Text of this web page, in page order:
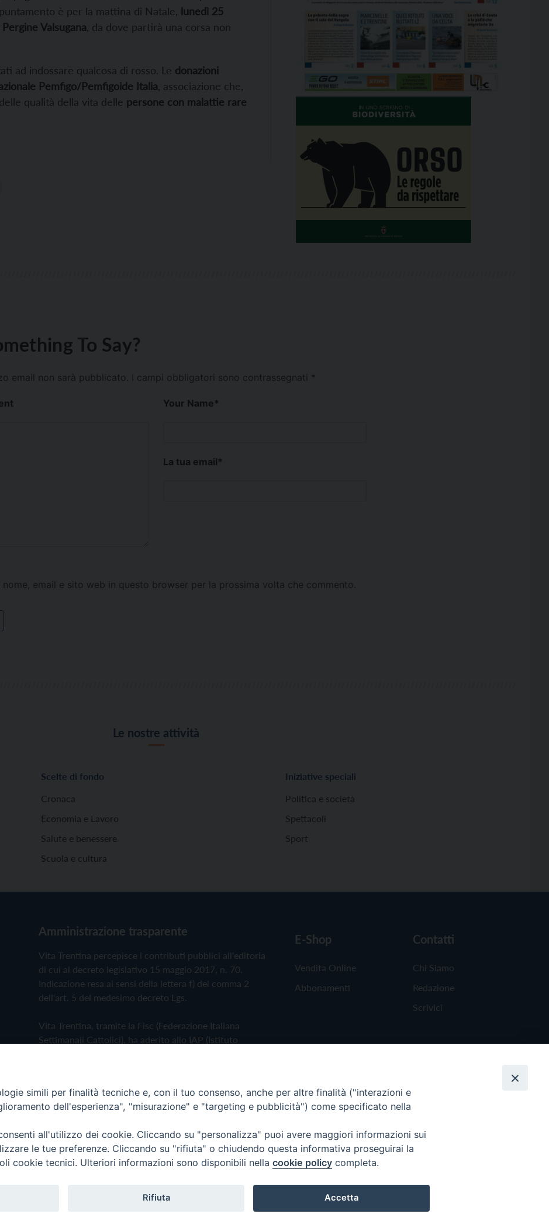
è per la mattina di Natale, lunedì 25
Valsugana , da dove partirà una corsa non
ad indossare qualcosa di rosso. Le donazioni
Pemfigo/Pemfigoide Italia , associazione che,
qualità della vita delle persone con malattie rare
To Say?
email non sarà pubblicato. I campi obbligatori sono contrassegnati *
Your Name*
La tua email*
nome, email e sito web in questo browser per la prossima volta che commento.
Le nostre attività
Scelte di fondo
Cronaca
Economia e Lavoro
Salute e benessere
Scuola e cultura
Iniziative speciali
Politica e società
Spettacoli
Sport
Amministrazione trasparente
Vita Trentina percepisce i contributi pubblici all'editoria
di cui al decreto legislativo 15 maggio 2017, n. 70.
Indicazione resa ai sensi della lettera f) del comma 2
dell'art. 5 del medesimo decreto Lgs.
Vita Trentina, tramite la Fisc (Federazione Italiana
Settimanali Cattolici), ha aderito allo IAP (Istituto
Privacy Policy Cookie Policy
E-Shop
Vendita Online
Abbonamenti
Contatti
Chi Siamo
Redazione
Scrivici
Trentina Editrice
simili per finalità tecniche e, con il tuo consenso, anche per altre finalità ("interazioni e
dell'esperienza", "misurazione" e "targeting e pubblicità") come specificato nella
all'utilizzo dei cookie. Cliccando su "personalizza" puoi avere maggiori informazioni sui
le tue preferenze. Cliccando su "rifiuta" o chiudendo questa informativa proseguirai la
cookie tecnici. Ulteriori informazioni sono disponibili nella cookie policy completa.
Rifiuta Accetta